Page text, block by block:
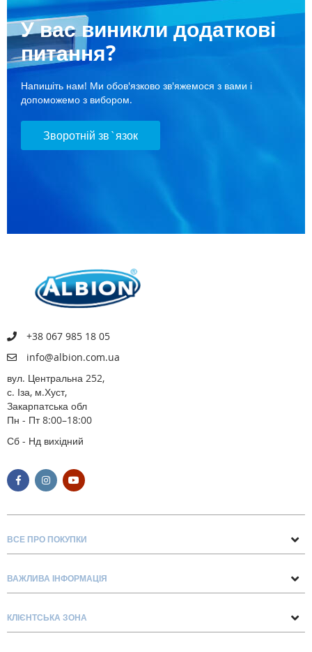
У вас виникли додаткові
питання?
Напишіть нам! Ми обов'язково зв'яжемося з вами і
допоможемо з вибором.
Зворотній зв`язок
+38 067 985 18 05
info@albion.com.ua
вул. Центральна 252,
с. Іза, м.Хуст,
Закарпатська обл
Пн - Пт 8:00–18:00
Сб - Нд вихідний
ВСЕ ПРО ПОКУПКИ
Про нас
Блог
ВАЖЛИВА ІНФОРМАЦІЯ
Доставка та оплата
КЛІЄНТСЬКА ЗОНА